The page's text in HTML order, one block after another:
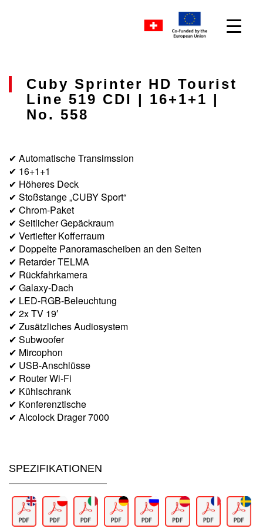
Cuby Sprinter HD Tourist
Line 519 CDI | 16+1+1 |
No. 558
✔ Automatische Transimssion
✔ 16+1+1
✔ Höheres Deck
✔ Stoßstange „CUBY Sport“
✔ Chrom-Paket
✔ Seitlicher Gepäckraum
✔ Vertiefter Kofferraum
✔ Doppelte Panoramascheiben an den Seiten
✔ Retarder TELMA
✔ Rückfahrkamera
✔ Galaxy-Dach
✔ LED-RGB-Beleuchtung
✔ 2x TV 19′
✔ Zusätzliches Audiosystem
✔ Subwoofer
✔ Mircophon
✔ USB-Anschlüsse
✔ Router Wi-Fi
✔ Kühlschrank
✔ Konferenztische
✔ Alcolock Drager 7000
SPEZIFIKATIONEN